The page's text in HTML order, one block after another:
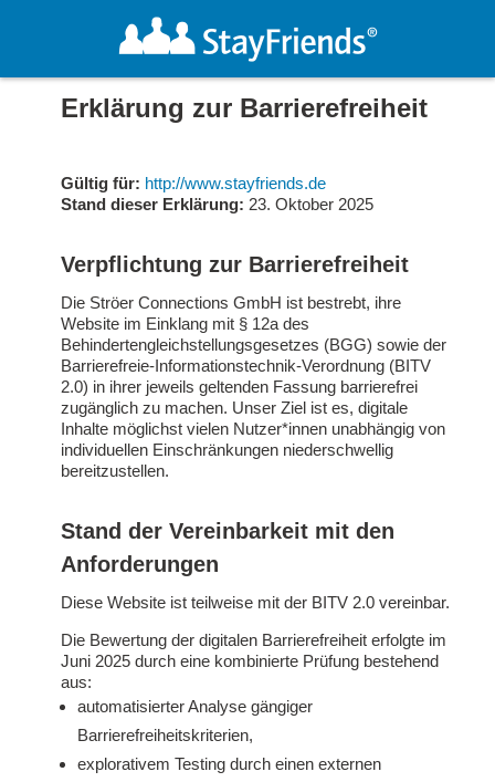
Erklärung zur Barrierefreiheit
Gültig für: http://www.stayfriends.de
Stand dieser Erklärung: 23. Oktober 2025
Verpflichtung zur Barrierefreiheit
Die Ströer Connections GmbH ist bestrebt, ihre
Website im Einklang mit § 12a des
Behindertengleichstellungsgesetzes (BGG) sowie der
Barrierefreie-Informationstechnik-Verordnung (BITV
2.0) in ihrer jeweils geltenden Fassung barrierefrei
zugänglich zu machen. Unser Ziel ist es, digitale
Inhalte möglichst vielen Nutzer*innen unabhängig von
individuellen Einschränkungen niederschwellig
bereitzustellen.
Stand der Vereinbarkeit mit den
Anforderungen
Diese Website ist teilweise mit der BITV 2.0 vereinbar.
Die Bewertung der digitalen Barrierefreiheit erfolgte im
Juni 2025 durch eine kombinierte Prüfung bestehend
aus:
automatisierter Analyse gängiger
Barrierefreiheitskriterien,
explorativem Testing durch einen externen